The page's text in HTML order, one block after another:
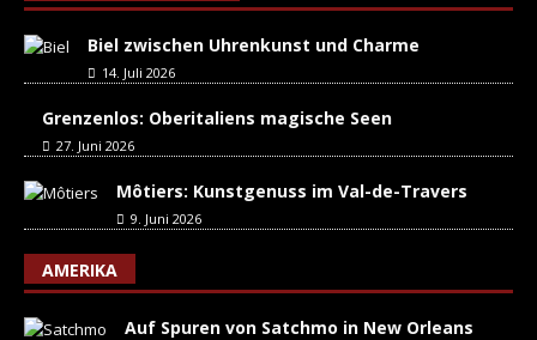
Biel zwischen Uhrenkunst und Charme
14. Juli 2026
Grenzenlos: Oberitaliens magische Seen
27. Juni 2026
Môtiers: Kunstgenuss im Val-de-Travers
9. Juni 2026
AMERIKA
Auf Spuren von Satchmo in New Orleans